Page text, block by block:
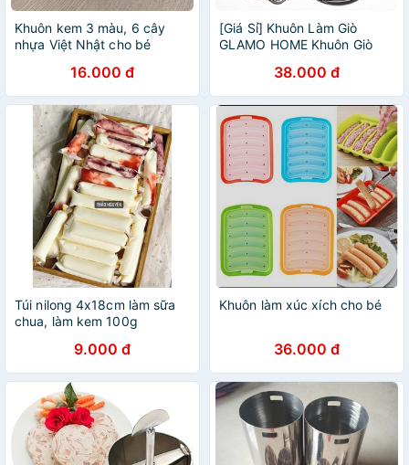
Khuôn kem 3 màu, 6 cây
nhựa Việt Nhật cho bé
16.000 đ
[Giá Sỉ] Khuôn Làm Giò
GLAMO HOME Khuôn Giò
Cầm Chắc Tay - Khuôn làm
giò xào
38.000 đ
Túi nilong 4x18cm làm sữa
chua, làm kem 100g
9.000 đ
Khuôn làm xúc xích cho bé
36.000 đ